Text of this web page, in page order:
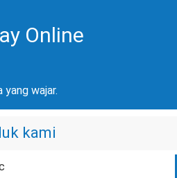
Online
wajar.
kami